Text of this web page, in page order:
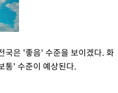
국은 '좋음' 수준을 보이겠다. 화
통' 수준이 예상된다.